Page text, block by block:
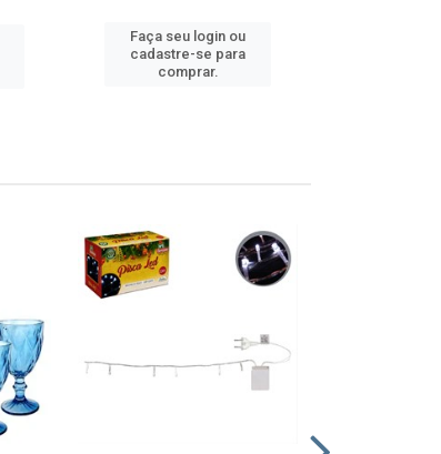
Faça seu login ou
cadastre-se para
comprar.